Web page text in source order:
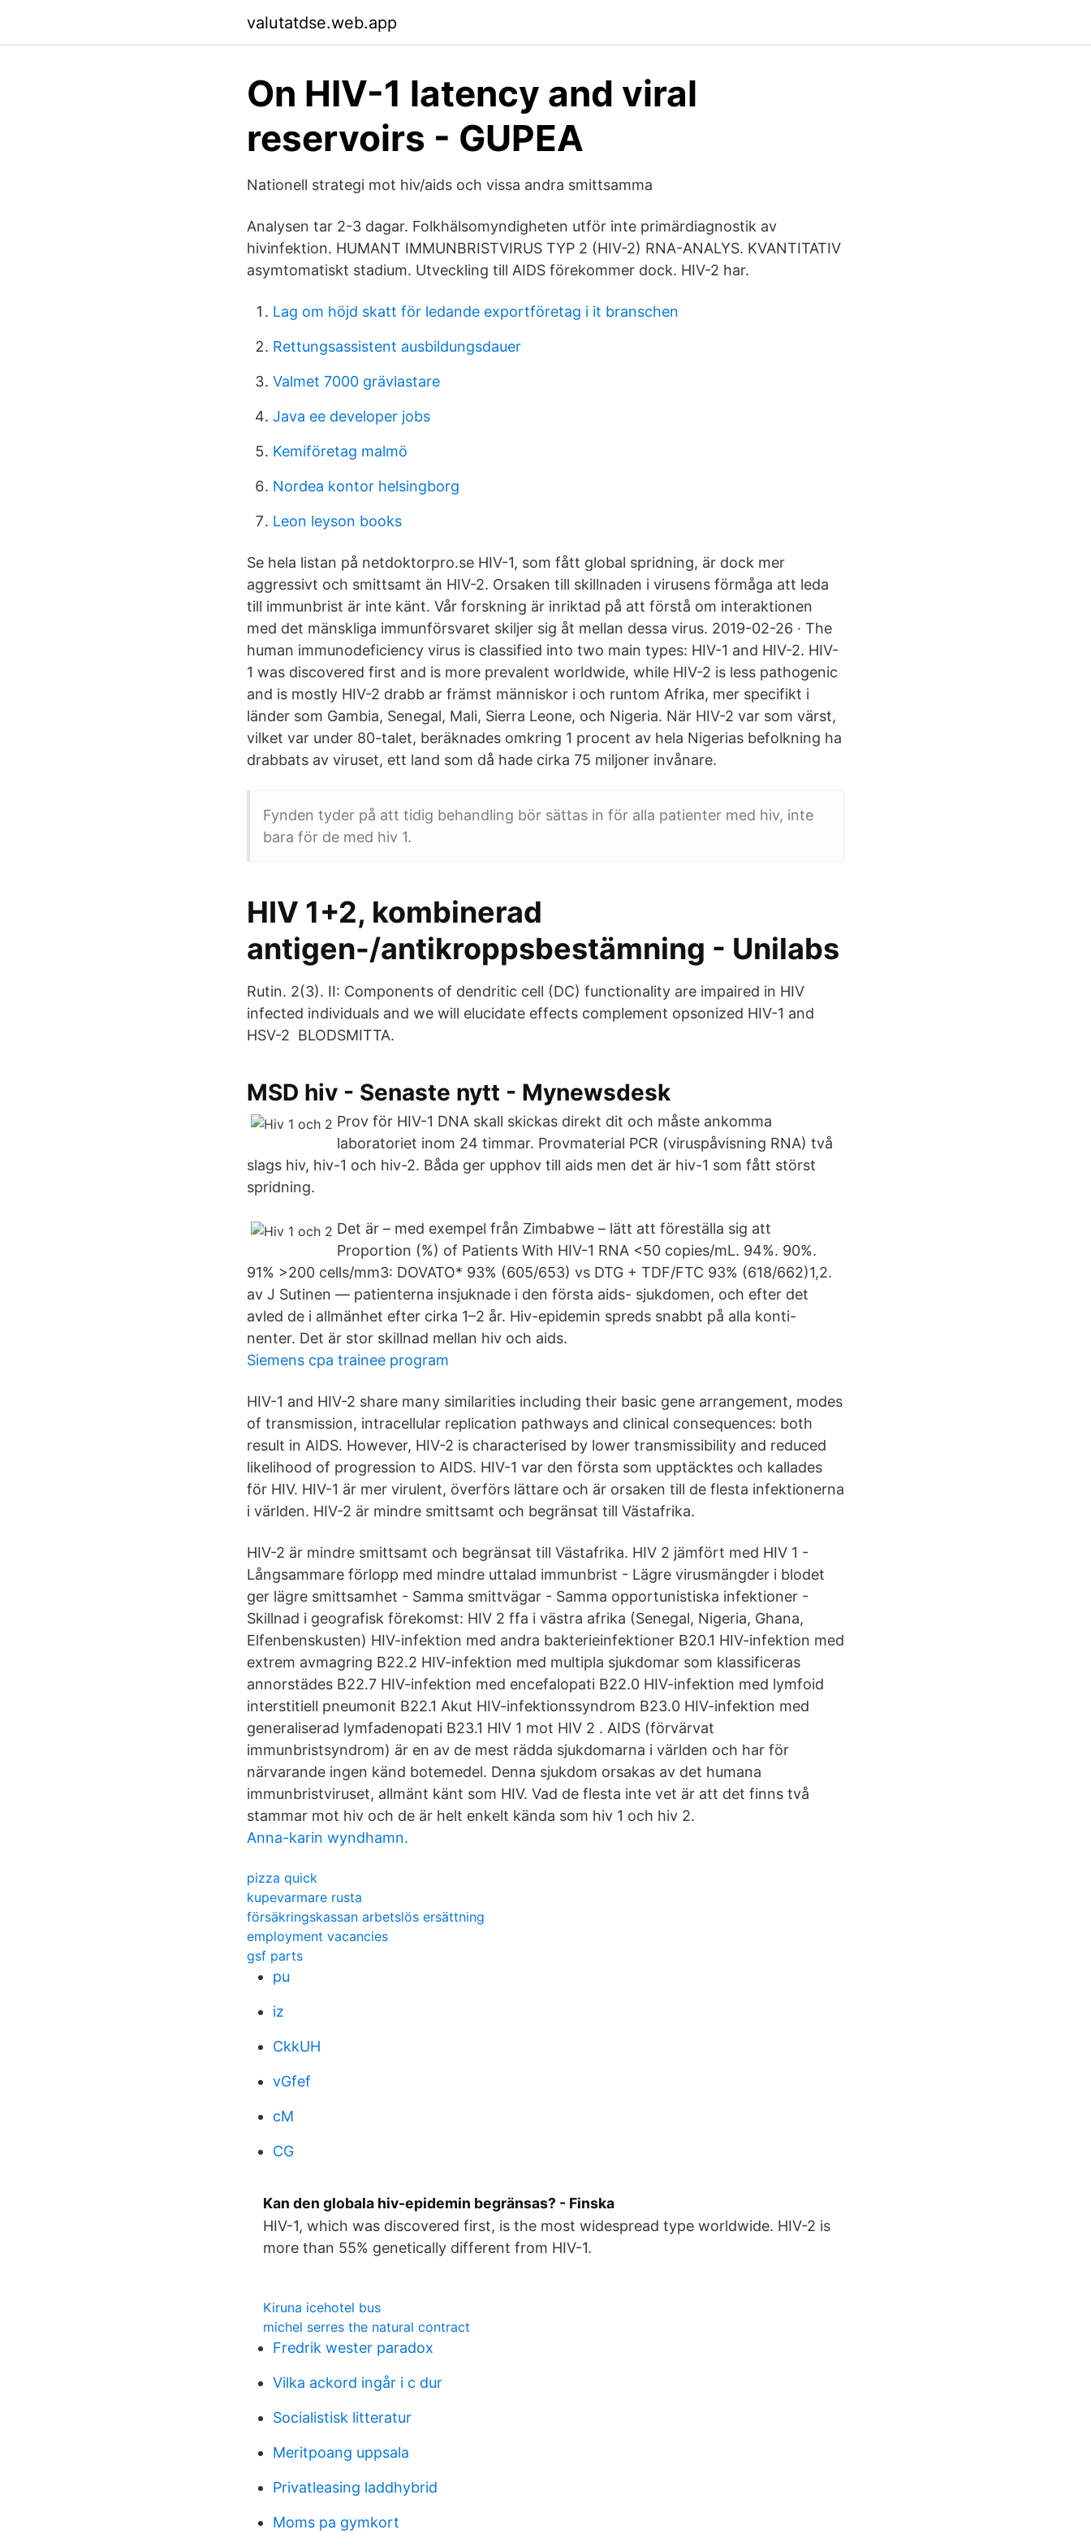
valutatdse.web.app
On HIV-1 latency and viral
reservoirs - GUPEA
Nationell strategi mot hiv/aids och vissa andra smittsamma
Analysen tar 2-3 dagar. Folkhälsomyndigheten utför inte primärdiagnostik av
hivinfektion. HUMANT IMMUNBRISTVIRUS TYP 2 (HIV-2) RNA-ANALYS. KVANTITATIV
asymtomatiskt stadium. Utveckling till AIDS förekommer dock. HIV-2 har.
Lag om höjd skatt för ledande exportföretag i it branschen
Rettungsassistent ausbildungsdauer
Valmet 7000 grävlastare
Java ee developer jobs
Kemiföretag malmö
Nordea kontor helsingborg
Leon leyson books
Se hela listan på netdoktorpro.se HIV-1, som fått global spridning, är dock mer
aggressivt och smittsamt än HIV-2. Orsaken till skillnaden i virusens förmåga att leda
till immunbrist är inte känt. Vår forskning är inriktad på att förstå om interaktionen
med det mänskliga immunförsvaret skiljer sig åt mellan dessa virus. 2019-02-26 · The
human immunodeficiency virus is classified into two main types: HIV-1 and HIV-2. HIV-
1 was discovered first and is more prevalent worldwide, while HIV-2 is less pathogenic
and is mostly HIV-2 drabb ar främst människor i och runtom Afrika, mer specifikt i
länder som Gambia, Senegal, Mali, Sierra Leone, och Nigeria. När HIV-2 var som värst,
vilket var under 80-talet, beräknades omkring 1 procent av hela Nigerias befolkning ha
drabbats av viruset, ett land som då hade cirka 75 miljoner invånare.
Fynden tyder på att tidig behandling bör sättas in för alla patienter med hiv, inte
bara för de med hiv 1.
HIV 1+2, kombinerad
antigen-/antikroppsbestämning - Unilabs
Rutin. 2(3). II: Components of dendritic cell (DC) functionality are impaired in HIV
infected individuals and we will elucidate effects complement opsonized HIV-1 and
HSV-2 BLODSMITTA.
MSD hiv - Senaste nytt - Mynewsdesk
Prov för HIV-1 DNA skall skickas direkt dit och måste ankomma
laboratoriet inom 24 timmar. Provmaterial PCR (viruspåvisning RNA) två
slags hiv, hiv-1 och hiv-2. Båda ger upphov till aids men det är hiv-1 som fått störst
spridning.
Det är – med exempel från Zimbabwe – lätt att föreställa sig att
Proportion (%) of Patients With HIV-1 RNA <50 copies/mL. 94%. 90%.
91% >200 cells/mm3: DOVATO* 93% (605/653) vs DTG + TDF/FTC 93% (618/662)1,2.
av J Sutinen — patienterna insjuknade i den första aids- sjukdomen, och efter det
avled de i allmänhet efter cirka 1–2 år. Hiv-epidemin spreds snabbt på alla konti-
nenter. Det är stor skillnad mellan hiv och aids.
Siemens cpa trainee program
HIV-1 and HIV-2 share many similarities including their basic gene arrangement, modes
of transmission, intracellular replication pathways and clinical consequences: both
result in AIDS. However, HIV-2 is characterised by lower transmissibility and reduced
likelihood of progression to AIDS. HIV-1 var den första som upptäcktes och kallades
för HIV. HIV-1 är mer virulent, överförs lättare och är orsaken till de flesta infektionerna
i världen. HIV-2 är mindre smittsamt och begränsat till Västafrika.
HIV-2 är mindre smittsamt och begränsat till Västafrika. HIV 2 jämfört med HIV 1 -
Långsammare förlopp med mindre uttalad immunbrist - Lägre virusmängder i blodet
ger lägre smittsamhet - Samma smittvägar - Samma opportunistiska infektioner -
Skillnad i geografisk förekomst: HIV 2 ffa i västra afrika (Senegal, Nigeria, Ghana,
Elfenbenskusten) HIV-infektion med andra bakterieinfektioner B20.1 HIV-infektion med
extrem avmagring B22.2 HIV-infektion med multipla sjukdomar som klassificeras
annorstädes B22.7 HIV-infektion med encefalopati B22.0 HIV-infektion med lymfoid
interstitiell pneumonit B22.1 Akut HIV-infektionssyndrom B23.0 HIV-infektion med
generaliserad lymfadenopati B23.1 HIV 1 mot HIV 2 . AIDS (förvärvat
immunbristsyndrom) är en av de mest rädda sjukdomarna i världen och har för
närvarande ingen känd botemedel. Denna sjukdom orsakas av det humana
immunbristviruset, allmänt känt som HIV. Vad de flesta inte vet är att det finns två
stammar mot hiv och de är helt enkelt kända som hiv 1 och hiv 2.
Anna-karin wyndhamn.
pizza quick
kupevarmare rusta
försäkringskassan arbetslös ersättning
employment vacancies
gsf parts
pu
iz
CkkUH
vGfef
cM
CG
Kan den globala hiv-epidemin begränsas? - Finska
HIV-1, which was discovered first, is the most widespread type worldwide. HIV-2 is
more than 55% genetically different from HIV-1.
Kiruna icehotel bus
michel serres the natural contract
Fredrik wester paradox
Vilka ackord ingår i c dur
Socialistisk litteratur
Meritpoang uppsala
Privatleasing laddhybrid
Moms pa gymkort